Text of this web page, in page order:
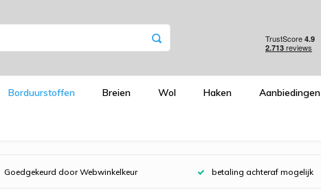
Borduurstoffen Breien Wol Haken Aanbiedingen
Goedgekeurd door Webwinkelkeur betaling achteraf mogelijk